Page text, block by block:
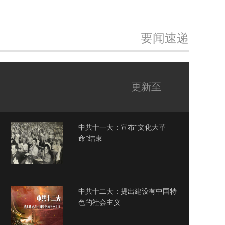
要闻速递
更新至
中共十一大：宣布“文化大革
命”结束
中共十二大：提出建设有中国特
色的社会主义